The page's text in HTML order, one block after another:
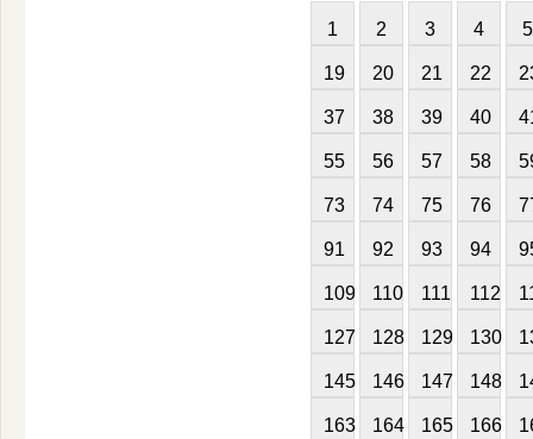
1 2 3 4 5
19 20 21 22
37 38 39 40
55 56 57 58
73 74 75 76
91 92 93 94
109 110 111 112
127 128 129 130
145 146 147 148
163 164 165 166